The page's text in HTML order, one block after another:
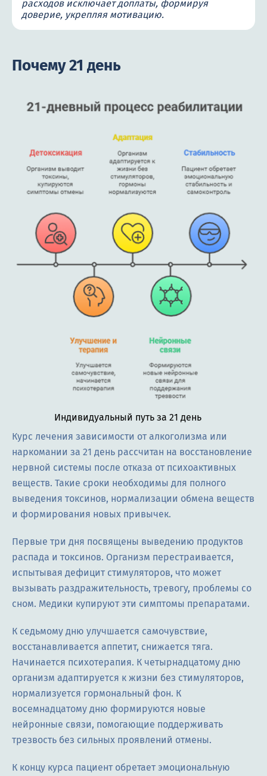
расходов исключает доплаты, формируя
доверие, укрепляя мотивацию.
Почему 21 день
Индивидуальный путь за 21 день
Курс лечения зависимости от алкоголизма или
наркомании за 21 день рассчитан на восстановление
нервной системы после отказа от психоактивных
веществ. Такие сроки необходимы для полного
выведения токсинов, нормализации обмена веществ
и формирования новых привычек.
Первые три дня посвящены выведению продуктов
распада и токсинов. Организм перестраивается,
испытывая дефицит стимуляторов, что может
вызывать раздражительность, тревогу, проблемы со
сном. Медики купируют эти симптомы препаратами.
К седьмому дню улучшается самочувствие,
восстанавливается аппетит, снижается тяга.
Начинается психотерапия. К четырнадцатому дню
организм адаптируется к жизни без стимуляторов,
нормализуется гормональный фон. К
восемнадцатому дню формируются новые
нейронные связи, помогающие поддерживать
трезвость без сильных проявлений отмены.
К концу курса пациент обретает эмоциональную